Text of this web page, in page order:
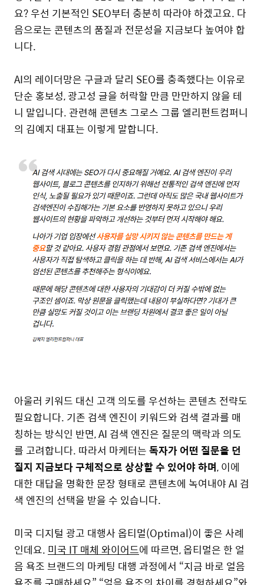
요? 우선 기본적인 SEO부터 충분히 따라야 하겠고요. 다
음으로는 콘텐츠의 품질과 전문성을 지금보다 높여야 합
니다.
AI의 레이더망은 구글과 달리 SEO를 충족했다는 이유로
단순 홍보성, 광고성 글을 허락할 만큼 만만하지 않을 테
니 말입니다. 관련해 콘텐츠 그로스 그룹 엘리펀트컴퍼니
의 김예지 대표는 이렇게 말합니다.
아울러 키워드 대신 고객 의도를 우선하는 콘텐츠 전략도
필요합니다. 기존 검색 엔진이 키워드와 검색 결과를 매
칭하는 방식인 반면, AI 검색 엔진은 질문의 맥락과 의도
를 고려합니다. 따라서 마케터는독자가 어떤 질문을 던
질지 지금보다 구체적으로 상상할 수 있어야 하며, 이에
대한 대답을 명확한 문장 형태로 콘텐츠에 녹여내야 AI 검
색 엔진의 선택을 받을 수 있습니다.
미국 디지털 광고 대행사 옵티멀(Optimal)이 좋은 사례
인데요. 미국 IT 매체 와이어드에 따르면, 옵티멀은 한 얼
음 욕조 브랜드의 마케팅 대행 과정에서 “지금 바로 얼음